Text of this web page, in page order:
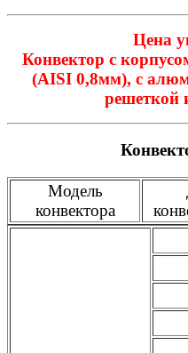
Цена
Конвектор с
(AISI 0,8мм), с
решеткой
Модель
конвектора